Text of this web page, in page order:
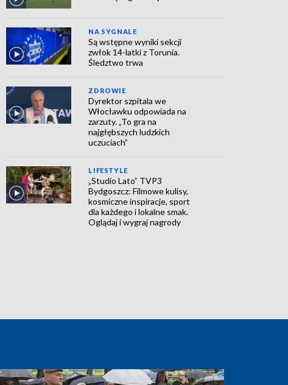
NA SYGNALE
Są wstępne wyniki sekcji
zwłok 14-latki z Torunia.
Śledztwo trwa
ZDROWIE
Dyrektor szpitala we
Włocławku odpowiada na
zarzuty. „To gra na
najgłębszych ludzkich
uczuciach”
LIFESTYLE
„Studio Lato” TVP3
Bydgoszcz: Filmowe kulisy,
kosmiczne inspiracje, sport
dla każdego i lokalne smak.
Oglądaj i wygraj nagrody